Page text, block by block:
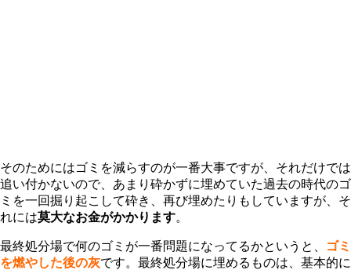
そのためにはゴミを減らすのが一番大事ですが、それだけでは
追い付かないので、あまり砕かずに埋めていた過去の時代のゴ
ミを一回掘り起こして砕き、再び埋めたりもしていますが、そ
れには莫大なお金がかかります。
最終処分場で何のゴミが一番問題になってるかというと、
ゴミ
を燃やした後の灰です。最終処分場に埋めるものは、基本的に